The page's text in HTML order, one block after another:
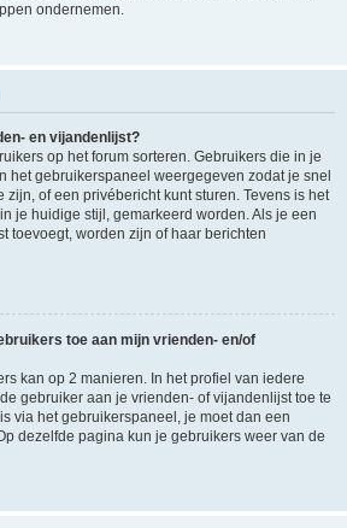
ondernemen.
en vijandenlijst?
op het forum sorteren. Gebruikers die in je
het gebruikerspaneel weergegeven zodat je snel
zijn, of een privébericht kunt sturen. Tevens is het
je huidige stijl, gemarkeerd worden. Als je een
toevoegt, worden zijn of haar berichten
toe aan mijn vrienden- en/of
kan op 2 manieren. In het profiel van iedere
gebruiker aan je vrienden- of vijandenlijst toe te
via het gebruikerspaneel, je moet dan een
dezelfde pagina kun je gebruikers weer van de